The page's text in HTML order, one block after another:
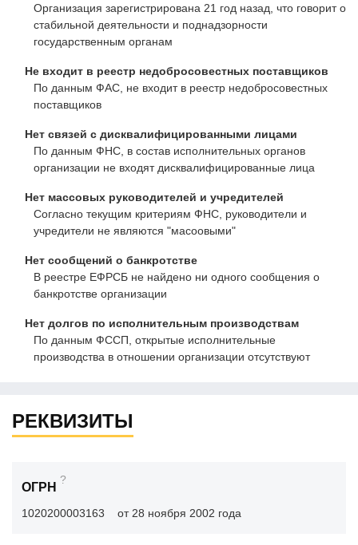
Организация зарегистрирована 21 год назад, что говорит о
стабильной деятельности и поднадзорности
государственным органам
Не входит в реестр недобросовестных поставщиков
По данным ФАС, не входит в реестр недобросовестных
поставщиков
Нет связей с дисквалифицированными лицами
По данным ФНС, в состав исполнительных органов
организации не входят дисквалифицированные лица
Нет массовых руководителей и учредителей
Согласно текущим критериям ФНС, руководители и
учредители не являются "масоовыми"
Нет сообщений о банкротстве
В реестре ЕФРСБ не найдено ни одного сообщения о
банкротстве организации
Нет долгов по исполнительным производствам
По данным ФССП, открытые исполнительные
производства в отношении организации отсутствуют
РЕКВИЗИТЫ
ОГРН
?
1020200003163 от 28 ноября 2002 года